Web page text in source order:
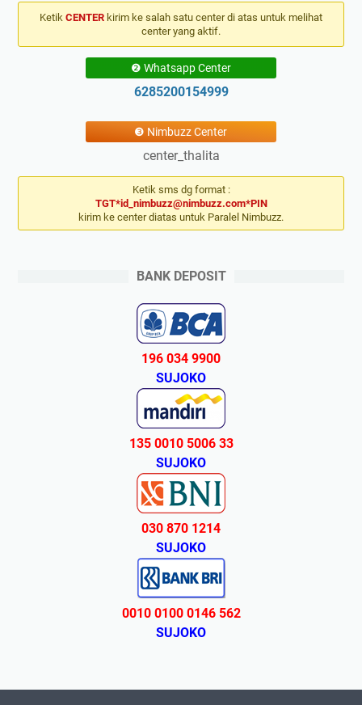
Ketik CENTER kirim ke salah satu center di atas untuk melihat
center yang aktif.
❷ Whatsapp Center
6285200154999
❸ Nimbuzz Center
center_thalita
Ketik sms dg format :
TGT*id_nimbuzz@nimbuzz.com*PIN
kirim ke center diatas untuk Paralel Nimbuzz.
BANK DEPOSIT
196 034 9900
SUJOKO
135 0010 5006 33
SUJOKO
030 870 1214
SUJOKO
0010 0100 0146 562
SUJOKO